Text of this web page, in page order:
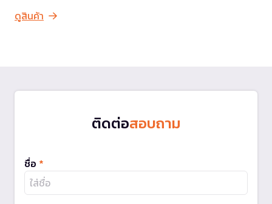
ดูสินค้า
ติดต่อสอบถาม
ชื่อ *